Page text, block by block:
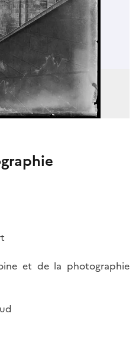
et de la photographie